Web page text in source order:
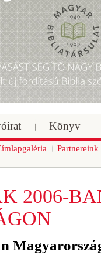
Könyv
Partnereink
2006-